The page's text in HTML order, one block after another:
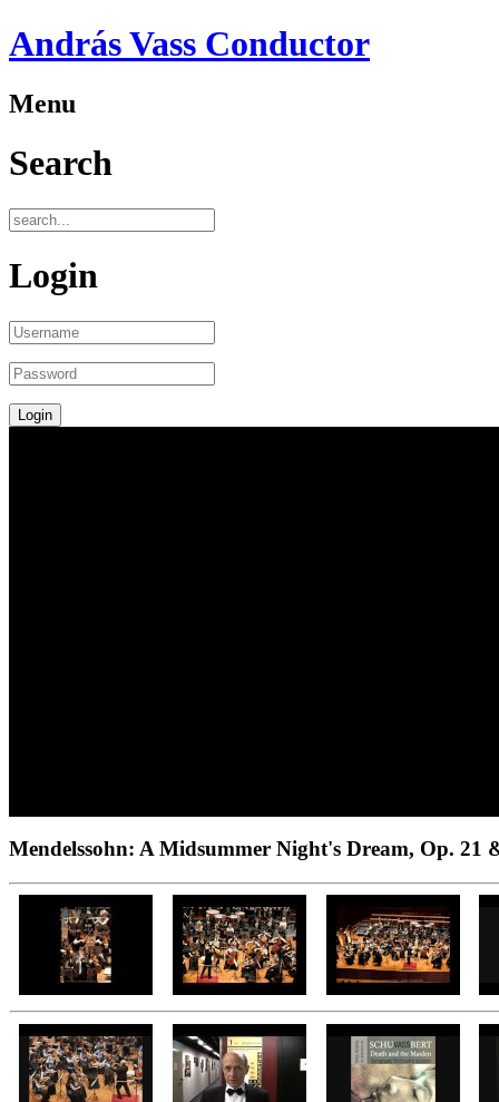
András Vass Conductor
Menu
Search
Login
Mendelssohn: A Midsummer Night's Dream, Op. 21